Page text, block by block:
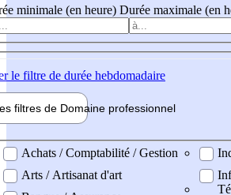
minimale (en heure) Durée maximale (en
le filtre de durée hebdomadaire
filtres de Domaine professionnel
professionel
Achats / Comptabilité / Gestion
Arts / Artisanat d'art